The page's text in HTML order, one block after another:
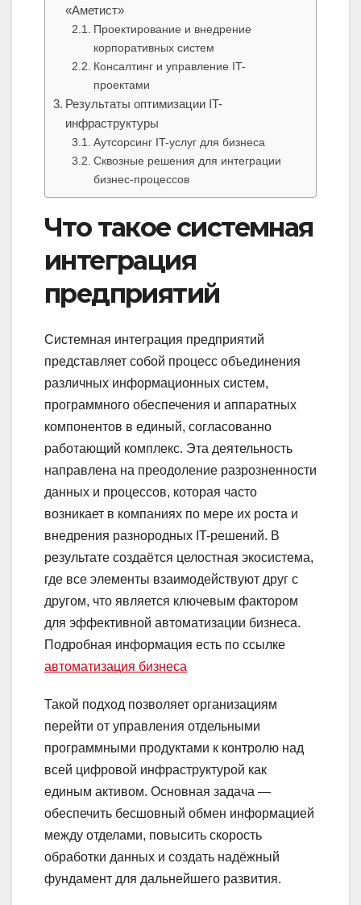
«Аметист»
Проектирование и внедрение
корпоративных систем
Консалтинг и управление IT-
проектами
Результаты оптимизации IT-
инфраструктуры
Аутсорсинг IT-услуг для бизнеса
Сквозные решения для интеграции
бизнес-процессов
Что такое системная
интеграция
предприятий
Системная интеграция предприятий
представляет собой процесс объединения
различных информационных систем,
программного обеспечения и аппаратных
компонентов в единый, согласованно
работающий комплекс. Эта деятельность
направлена на преодоление разрозненности
данных и процессов, которая часто
возникает в компаниях по мере их роста и
внедрения разнородных IT-решений. В
результате создаётся целостная экосистема,
где все элементы взаимодействуют друг с
другом, что является ключевым фактором
для эффективной автоматизации бизнеса.
Подробная информация есть по ссылке
автоматизация бизнеса
Такой подход позволяет организациям
перейти от управления отдельными
программными продуктами к контролю над
всей цифровой инфраструктурой как
единым активом. Основная задача —
обеспечить бесшовный обмен информацией
между отделами, повысить скорость
обработки данных и создать надёжный
фундамент для дальнейшего развития.